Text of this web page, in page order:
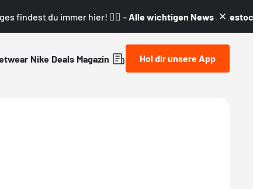
findest du immer hier! 👇🏼 – Alle wichtigen News &
Nike Deals Magazin Hol dir unsere App